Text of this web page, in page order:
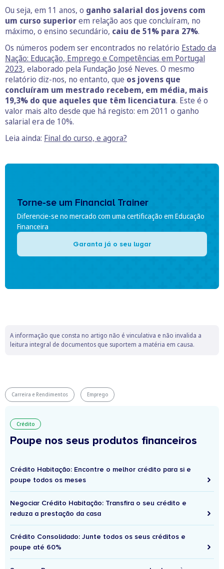
Ou seja, em 11 anos, o ganho salarial dos jovens com
um curso superiorem relação aos que concluíram, no
máximo, o ensino secundário, caiu de 51% para 27%.
Os números podem ser encontrados no relatório Estado da
Nação: Educação, Emprego e Competências em Portugal
2023, elaborado pela Fundação José Neves. O mesmo
relatório diz-nos, no entanto, que os jovens que
concluíram um mestrado recebem, em média, mais
19,3% do que aqueles que têm licenciatura. Este é o
valor mais alto desde que há registo: em 2011 o ganho
salarial era de 10%.
Leia ainda: Final do curso, e agora?
Torne-se um Financial Trainer
Diferencie-se no mercado com uma certificação em Educação
Financeira
Garanta já o seu lugar
A informação que consta no artigo não é vinculativa e não invalida a
leitura integral de documentos que suportem a matéria em causa.
Carreira e Rendimentos Emprego
Crédito
Poupe nos seus produtos financeiros
Crédito Habitação: Encontre o melhor crédito para si e
poupe todos os meses
Negociar Crédito Habitação: Transfira o seu crédito e
reduza a prestação da casa
Crédito Consolidado: Junte todos os seus créditos e
poupe até 60%